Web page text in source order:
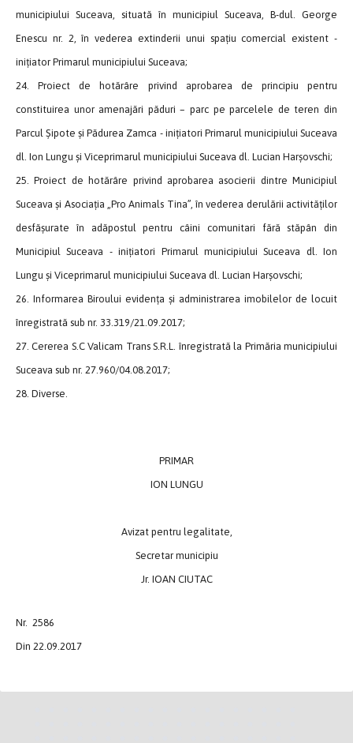
municipiului Suceava, situată în municipiul Suceava, B-dul. George
Enescu nr. 2, în vederea extinderii unui spațiu comercial existent -
inițiator Primarul municipiului Suceava;
24. Proiect de hotărâre privind aprobarea de principiu pentru
constituirea unor amenajări păduri – parc pe parcelele de teren din
Parcul Șipote și Pădurea Zamca - inițiatori Primarul municipiului Suceava
dl. Ion Lungu și Viceprimarul municipiului Suceava dl. Lucian Harșovschi;
25. Proiect de hotărâre privind aprobarea asocierii dintre Municipiul
Suceava și Asociația „Pro Animals Tina”, în vederea derulării activităților
desfășurate în adăpostul pentru câini comunitari fără stăpân din
Municipiul Suceava - inițiatori Primarul municipiului Suceava dl. Ion
Lungu și Viceprimarul municipiului Suceava dl. Lucian Harșovschi;
26. Informarea Biroului evidența și administrarea imobilelor de locuit
înregistrată sub nr. 33.319/21.09.2017;
27. Cererea S.C Valicam Trans S.R.L. înregistrată la Primăria municipiului
Suceava sub nr. 27.960/04.08.2017;
28. Diverse.
PRIMAR
ION LUNGU
Avizat pentru legalitate,
Secretar municipiu
Jr. IOAN CIUTAC
Nr. 2586
Din 22.09.2017